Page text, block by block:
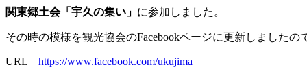
関東郷土会「宇久の集い」 に参加しました。
その時の模様を観光協会のFacebookページに更新しましたの
URL https://www.facebook.com/ukujima